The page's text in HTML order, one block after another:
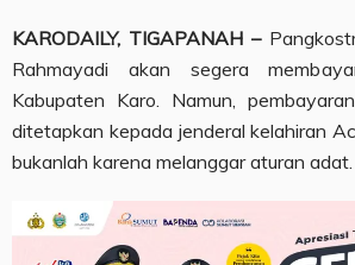
KARODAILY, TIGAPANAH –
Rahmayadi akan segera
Kabupaten Karo. Namun,
ditetapkan kepada jenderal kelahiran
bukanlah karena melanggar aturan adat.